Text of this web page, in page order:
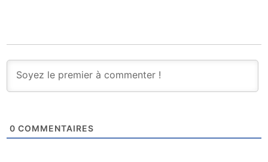
0 COMMENTAIRES